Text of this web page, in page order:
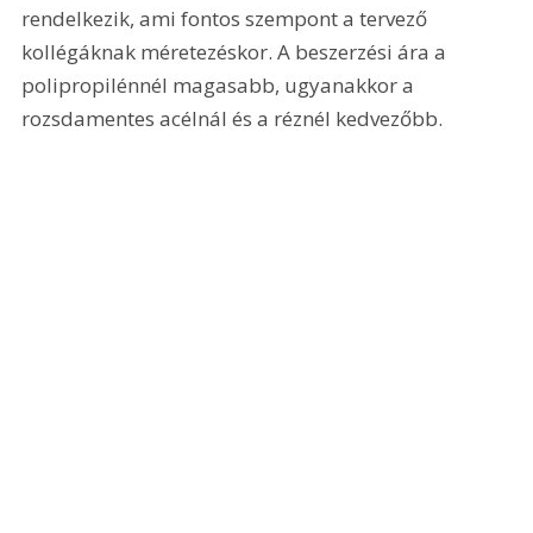
rendelkezik, ami fontos szempont a tervező
kollégáknak méretezéskor. A beszerzési ára a
polipropilénnél magasabb, ugyanakkor a
rozsdamentes acélnál és a réznél kedvezőbb.